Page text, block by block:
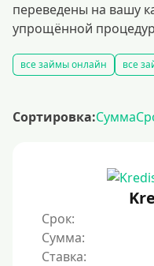
переведены на вашу
упрощённой
все займы онлайн все
Сортировка:Сумма
Срок:
Сумма:
Ставка: